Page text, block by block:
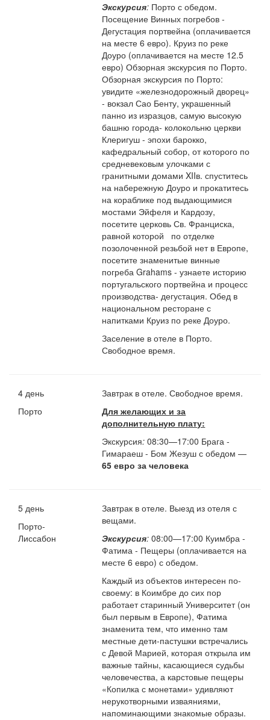
Экскурсия: Порто с обедом.
Посещение Винных погребов -
Дегустация портвейна (оплачивается
на месте 6 евро). Круиз по реке
Доуро (оплачивается на месте 12.5
евро) Обзорная экскурсия по Порто.
Обзорная экскурсия по Порто:
увидите «железнодорожный дворец»
- вокзал Сао Бенту, украшенный
панно из изразцов, самую высокую
башню города- колокольню церкви
Клеригуш - эпохи барокко,
кафедральный собор, от которого по
средневековым улочками с
гранитными домами XIIв. спуститесь
на набережную Доуро и прокатитесь
на кораблике под выдающимися
мостами Эйфеля и Кардозу,
посетите церковь Св. Франциска,
равной которой по отделке
позолоченной резьбой нет в Европе,
посетите знаменитые винные
погреба Grahams - узнаете историю
португальского портвейна и процесс
производства- дегустация. Обед в
национальном ресторане с
напитками Круиз по реке Доуро.
Заселение в отеле в Порто.
Свободное время.
4 день
Порто
Завтрак в отеле. Свободное время.
Для желающих и за
дополнительную плату:
Экскурсия: 08:30—17:00 Брага -
Гимараеш - Бом Жезуш с обедом —
65 евро за человека
5 день
Порто-
Лиссабон
Завтрак в отеле. Выезд из отеля с
вещами.
Экскурсия: 08:00—17:00 Куимбра -
Фатима - Пещеры (оплачивается на
месте 6 евро) с обедом.
Каждый из объектов интересен по-
своему: в Коимбре до сих пор
работает старинный Университет (он
был первым в Европе), Фатима
знаменита тем, что именно там
местные дети-пастушки встречались
с Девой Марией, которая открыла им
важные тайны, касающиеся судьбы
человечества, а карстовые пещеры
«Копилка с монетами» удивляют
нерукотворными изваяниями,
напоминающими знакомые образы.